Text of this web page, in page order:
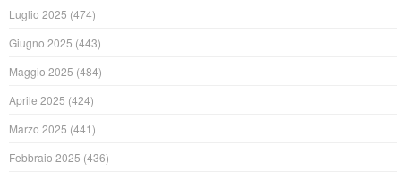
Luglio 2025 (474)
Giugno 2025 (443)
Maggio 2025 (484)
Aprile 2025 (424)
Marzo 2025 (441)
Febbraio 2025 (436)